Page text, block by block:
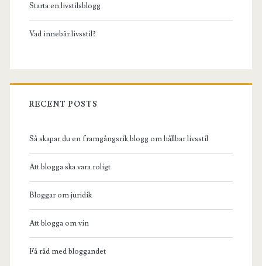
Starta en livstilsblogg
Vad innebär livsstil?
RECENT POSTS
Så skapar du en framgångsrik blogg om hållbar livsstil
Att blogga ska vara roligt
Bloggar om juridik
Att blogga om vin
Få råd med bloggandet